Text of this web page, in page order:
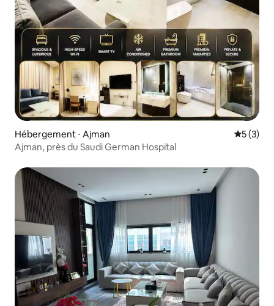
Hébergement ⋅ Ajman
5 (3)
Ajman, près du Saudi German Hospital